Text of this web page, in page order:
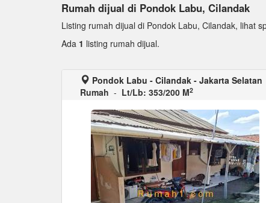
Rumah dijual di Pondok Labu, Cilandak
Listing rumah dijual di Pondok Labu, Cilandak, lihat
Ada 1 listing rumah dijual.
Pondok Labu - Cilandak - Jakarta Selatan
Rumah - Lt/Lb: 353/200 M2